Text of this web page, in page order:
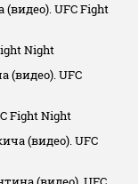
UFC Fight
Night
(видео). UFC
Fight Night
(видео). UFC